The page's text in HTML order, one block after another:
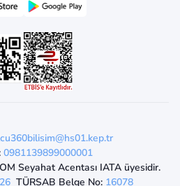
0981139899000001
Seyahat Acentası IATA üyesidir.
TÜRSAB Belge No: 16078